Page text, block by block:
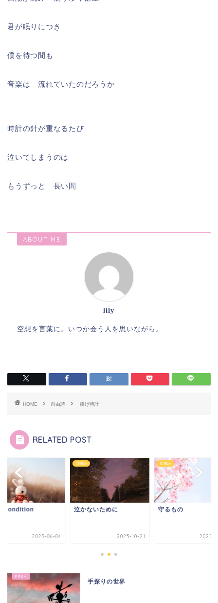
君が眠りにつき
僕を待つ間も
音楽は 流れていたのだろうか
時計の針が重なるたび
泣いてしまうのは
もうずっと 長い間
ABOUT ME
lily
空想を言葉に。いつか会う人を思いながら。
HOME 自由詩 掛け時計
RELATED POST
condition
2023-06-04
自由詩
泣かないために
2025-10-21
自由詩
守るもの
2022-
手探りの世界